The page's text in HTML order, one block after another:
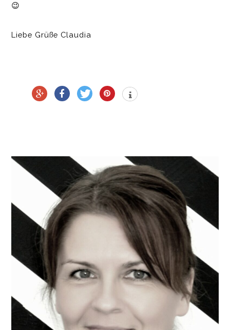
😉
Liebe Grüße Claudia